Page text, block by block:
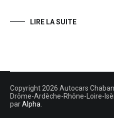
LIRE LA SUITE
Copyright 2026 Autocars
Drôme-Ardèche-Rhône-Loire-
parAlpha